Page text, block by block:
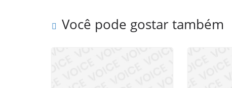
Você pode gostar também